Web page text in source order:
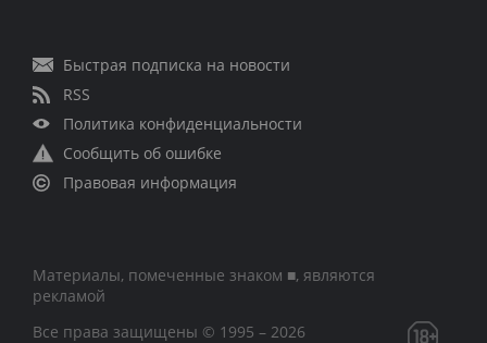
Быстрая подписка на новости
RSS
Политика конфиденциальности
Сообщить об ошибке
Правовая информация
Материалы, помеченные знаком ■, являются
рекламой
Все права защищены © 1995 – 2026